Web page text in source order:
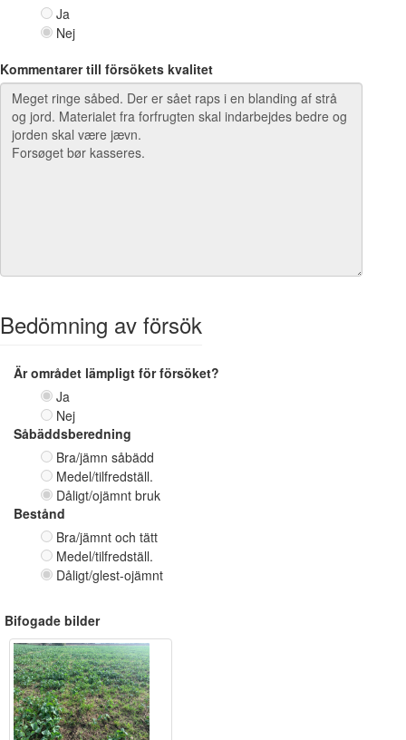
Ja
Nej
Kommentarer till försökets kvalitet
Bedömning av försök
Är området lämpligt för försöket?
Ja
Nej
Såbäddsberedning
Bra/jämn såbädd
Medel/tilfredställ.
Dåligt/ojämnt bruk
Bestånd
Bra/jämnt och tätt
Medel/tilfredställ.
Dåligt/glest-ojämnt
Bifogade bilder